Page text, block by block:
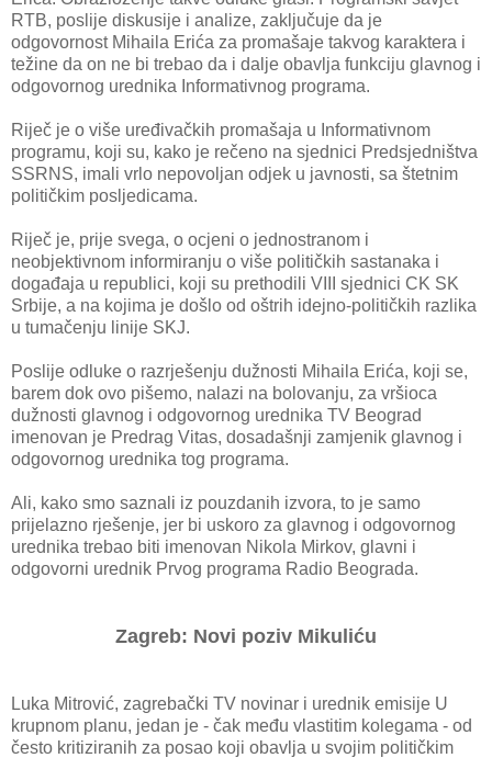
RTB, poslije diskusije i analize, zaključuje da je
odgovornost Mihaila Erića za promašaje takvog karaktera i
težine da on ne bi trebao da i dalje obavlja funkciju glavnog i
odgovornog urednika Informativnog programa.
Riječ je o više uređivačkih promašaja u Informativnom
programu, koji su, kako je rečeno na sjednici Predsjedništva
SSRNS, imali vrlo nepovoljan odjek u javnosti, sa štetnim
političkim posljedicama.
Riječ je, prije svega, o ocjeni o jednostranom i
neobjektivnom informiranju o više političkih sastanaka i
događaja u republici, koji su prethodili VIII sjednici CK SK
Srbije, a na kojima je došlo od oštrih idejno-političkih razlika
u tumačenju linije SKJ.
Poslije odluke o razrješenju dužnosti Mihaila Erića, koji se,
barem dok ovo pišemo, nalazi na bolovanju, za vršioca
dužnosti glavnog i odgovornog urednika TV Beograd
imenovan je Predrag Vitas, dosadašnji zamjenik glavnog i
odgovornog urednika tog programa.
Ali, kako smo saznali iz pouzdanih izvora, to je samo
prijelazno rješenje, jer bi uskoro za glavnog i odgovornog
urednika trebao biti imenovan Nikola Mirkov, glavni i
odgovorni urednik Prvog programa Radio Beograda.
Zagreb: Novi poziv Mikuliću
Luka Mitrović, zagrebački TV novinar i urednik emisije U
krupnom planu, jedan je - čak među vlastitim kolegama - od
često kritiziranih za posao koji obavlja u svojim političkim